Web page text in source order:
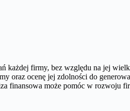
każdej firmy, bez względu na jej
oraz ocenę jej zdolności do
finansowa może pomóc w rozwoju